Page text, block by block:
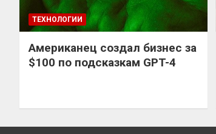
ТЕХНОЛОГИИ
Американец создал бизнес за
$100 по подсказкам GPT-4